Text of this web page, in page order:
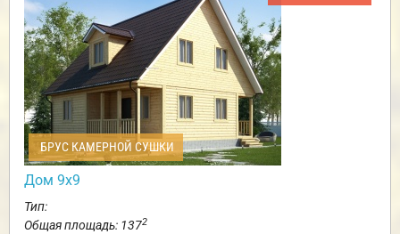
БРУС КАМЕРНОЙ СУШКИ
Дом 9х9
Тип:
Общая площадь: 1372